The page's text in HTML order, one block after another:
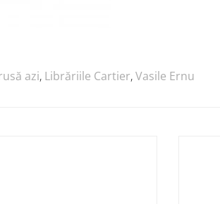
azi, Librăriile Cartier,Vasile Ernu